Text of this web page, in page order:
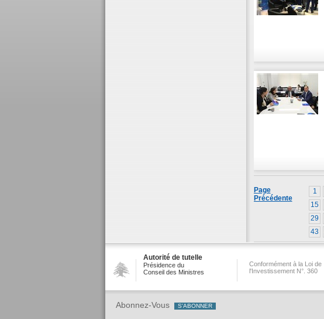
1
15
29
43
Page
Précédente
Autorité de tutelle
Présidence du
Conseil des Ministres
Conformément à la Loi de
l'Investissement N°. 360
Abonnez-Vous